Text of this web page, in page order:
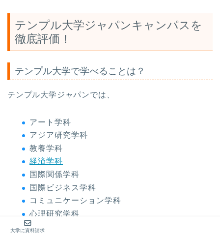
テンプル大学ジャパンキャンパスを
徹底評価！
テンプル大学で学べることは？
テンプル大学ジャパンでは、
アート学科
アジア研究学科
教養学科
経済学科
国際関係学科
国際ビジネス学科
コミュニケーション学科
心理研究学科
政治学科
大学に資料請求